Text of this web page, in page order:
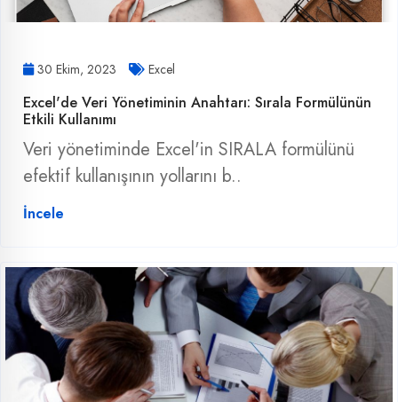
30 Ekim, 2023 Excel
Excel'de Veri Yönetiminin Anahtarı: Sırala Formülünün
Etkili Kullanımı
Veri yönetiminde Excel'in SIRALA formülünü
efektif kullanışının yollarını b..
İncele